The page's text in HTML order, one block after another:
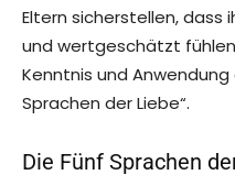
Eltern sicherstellen, dass
und wertgeschätzt
Kenntnis und
Sprachen der Liebe“.
Die Fünf Sprachen